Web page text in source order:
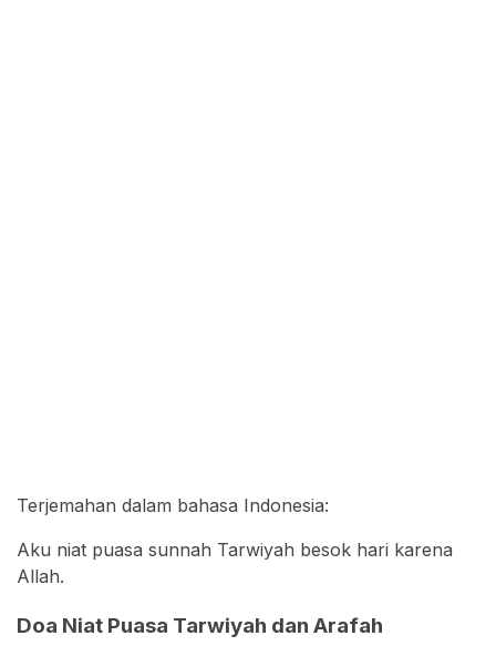
Terjemahan dalam bahasa Indonesia:
Aku niat puasa sunnah Tarwiyah besok hari karena
Allah.
Doa Niat Puasa Tarwiyah dan Arafah